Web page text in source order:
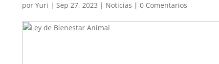
por Yuri | Sep 27, 2023 | Noticias | 0 Comentarios